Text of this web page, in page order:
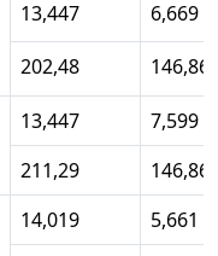
13,447
6,669
202,48
146,86
13,447
7,599
211,29
146,86
14,019 5,661